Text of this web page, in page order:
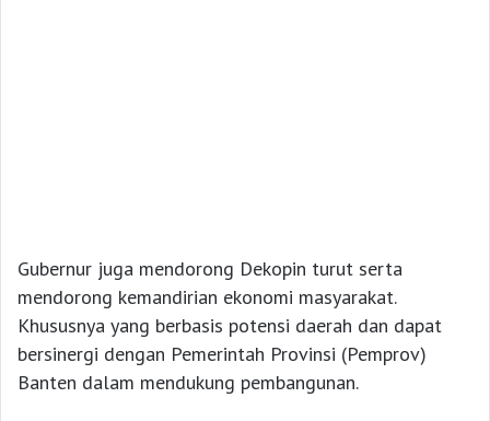
Gubernur juga mendorong Dekopin turut serta
mendorong kemandirian ekonomi masyarakat.
Khususnya yang berbasis potensi daerah dan dapat
bersinergi dengan Pemerintah Provinsi (Pemprov)
Banten dalam mendukung pembangunan.